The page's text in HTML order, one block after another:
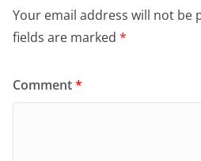
Your email address will not be
fields are marked *
Comment*